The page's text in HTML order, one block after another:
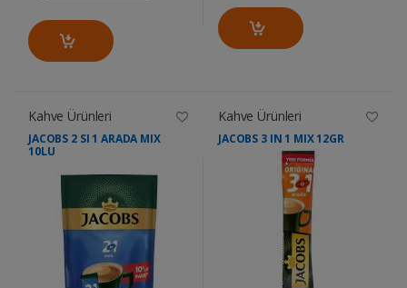
Kahve Ürünleri
JACOBS 2 SI 1 ARADA MIX
10LU
Kahve Ürünleri
JACOBS 3 IN 1 MIX 12GR